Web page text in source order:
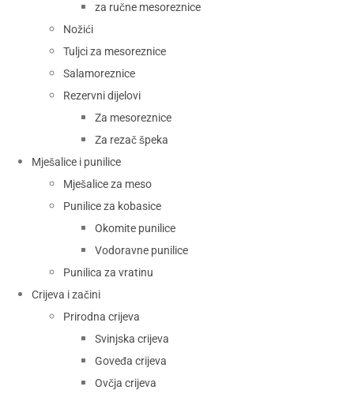
za ručne mesoreznice
Nožići
Tuljci za mesoreznice
Salamoreznice
Rezervni dijelovi
Za mesoreznice
Za rezač špeka
Mješalice i punilice
Mješalice za meso
Punilice za kobasice
Okomite punilice
Vodoravne punilice
Punilica za vratinu
Crijeva i začini
Prirodna crijeva
Svinjska crijeva
Goveđa crijeva
Ovčja crijeva